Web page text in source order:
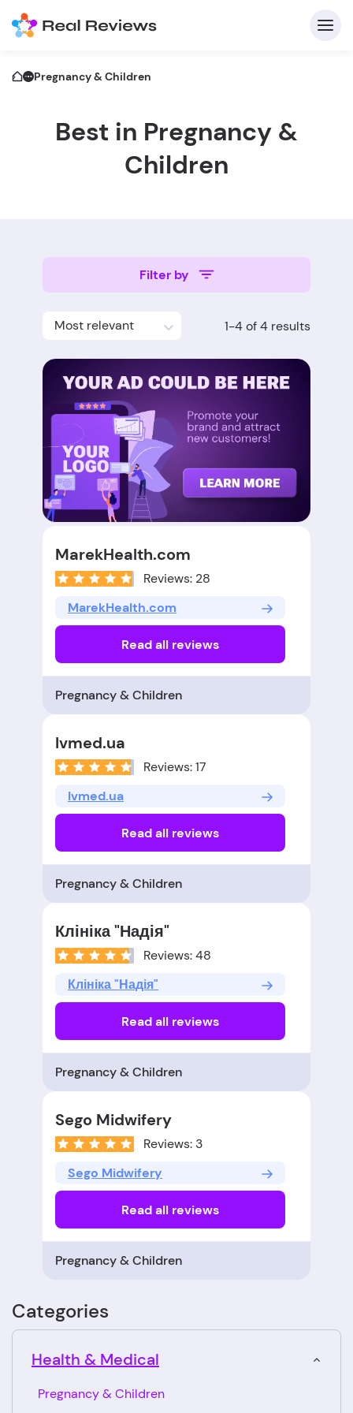
Pregnancy & Children
Best in Pregnancy &
Children
Filter by
Most relevant 1-4 of 4 results
MarekHealth.com
Reviews: 28
MarekHealth.com
Read all reviews
Pregnancy & Children
Ivmed.ua
Reviews: 17
Ivmed.ua
Read all reviews
Pregnancy & Children
Клініка "Надія"
Reviews: 48
Клініка "Надія"
Read all reviews
Pregnancy & Children
Sego Midwifery
Reviews: 3
Sego Midwifery
Read all reviews
Pregnancy & Children
Categories
Health & Medical
Pregnancy & Children